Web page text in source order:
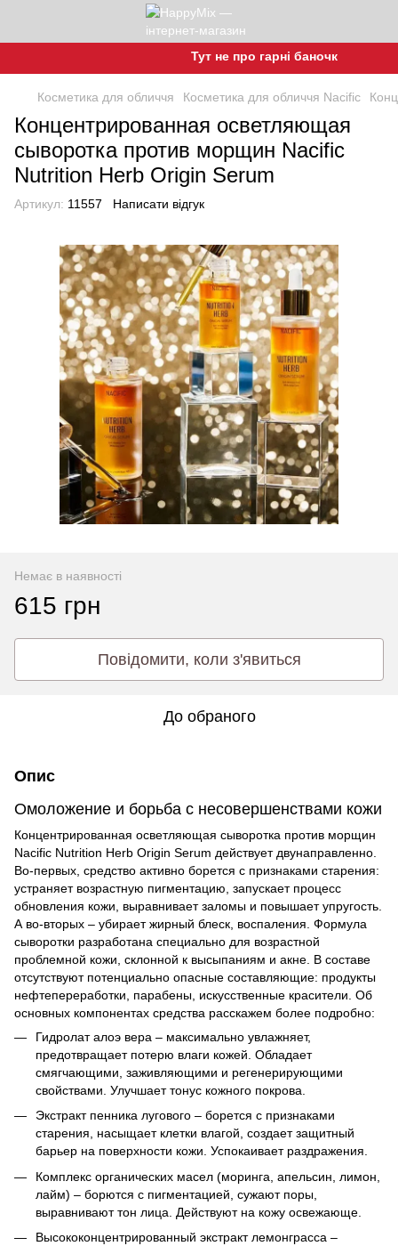
Тут не про гарні баночки, а про
Косметика для обличчя Косметика для обличчя Nacific
Концентрированная осветляющая
сыворотка против морщин Nacific
Nutrition Herb Origin Serum
Артикул: 11557 Написати відгук
Немає в наявності
615 грн
Повідомити, коли з'явиться
До обраного
Опис
Омоложение и борьба с несовершенствами кожи
Концентрированная осветляющая сыворотка против морщин
Nacific Nutrition Herb Origin Serum действует двунаправленно.
Во-первых, средство активно борется с признаками старения:
устраняет возрастную пигментацию, запускает процесс
обновления кожи, выравнивает заломы и повышает упругость.
А во-вторых – убирает жирный блеск, воспаления. Формула
сыворотки разработана специально для возрастной
проблемной кожи, склонной к высыпаниям и акне. В составе
отсутствуют потенциально опасные составляющие: продукты
нефтепереработки, парабены, искусственные красители. Об
основных компонентах средства расскажем более подробно:
Гидролат алоэ вера – максимально увлажняет,
предотвращает потерю влаги кожей. Обладает
смягчающими, заживляющими и регенерирующими
свойствами. Улучшает тонус кожного покрова.
Экстракт пенника лугового – борется с признаками
старения, насыщает клетки влагой, создает защитный
барьер на поверхности кожи. Успокаивает раздражения.
Комплекс органических масел (моринга, апельсин, лимон,
лайм) – борются с пигментацией, сужают поры,
выравнивают тон лица. Действуют на кожу освежающе.
Высококонцентрированный экстракт лемонграсса –